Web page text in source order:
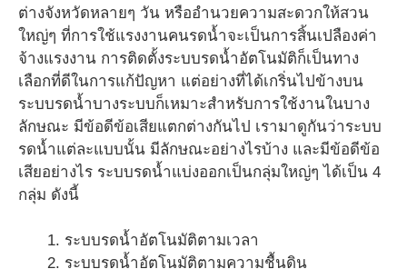
ต่างจังหวัดหลายๆ วัน หรืออำนวยความสะดวกให้สวน
ใหญ่ๆ ที่การใช้แรงงานคนรดน้ำจะเป็นการสิ้นเปลืองค่า
จ้างแรงงาน การติดตั้งระบบรดน้ำอัตโนมัติก็เป็นทาง
เลือกที่ดีในการแก้ปัญหา แต่อย่างที่ได้เกริ่นไปข้างบน
ระบบรดน้ำบางระบบก็เหมาะสำหรับการใช้งานในบาง
ลักษณะ มีข้อดีข้อเสียแตกต่างกันไป เรามาดูกันว่าระบบ
รดน้ำแต่ละแบบนั้น มีลักษณะอย่างไรบ้าง และมีข้อดีข้อ
เสียอย่างไร ระบบรดน้ำแบ่งออกเป็นกลุ่มใหญ่ๆ ได้เป็น 4
กลุ่ม ดังนี้
ระบบรดน้ำอัตโนมัติตามเวลา
ระบบรดน้ำอัตโนมัติตามความชื้นดิน